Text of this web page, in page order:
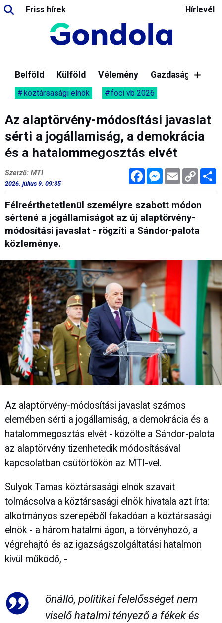
Friss hírek Hírlevél
Belföld Külföld Vélemény Gazdaság
köztársasági elnök foci vb 2026
Az alaptörvény-módosítási javaslat
sérti a jogállamiság, a demokrácia
és a hatalommegosztás elvét
FacebookMessenger
Email Copy
Link
Szerző: MTI
2026. július 9. 09:35
Félreérthetetlenül személyre szabott módon
sértené a jogállamiságot az új alaptörvény-
módosítási javaslat - rögzíti a Sándor-palota
közleménye.
Az alaptörvény-módosítási javaslat számos
elemében sérti a jogállamiság, a demokrácia és a
hatalommegosztás elvét - közölte a Sándor-palota
az alaptörvény tizenhetedik módosításával
kapcsolatban csütörtökön az MTI-vel.
Sulyok Tamás köztársasági elnök szavait
tolmácsolva a köztársasági elnök hivatala azt írta:
alkotmányos szerepéből fakadóan a köztársasági
elnök - a három hatalmi ágon, a törvényhozó, a
végrehajtó és az igazságszolgáltatási hatalmon
kívül működő, -
önálló, politikai felelősséget nem
viselő hatalmi tényező a fékek és